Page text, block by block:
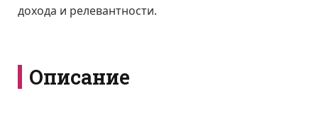
дохода и релевантности.
Описание